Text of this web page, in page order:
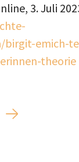
3. Juli
birgit-emich-
theorie